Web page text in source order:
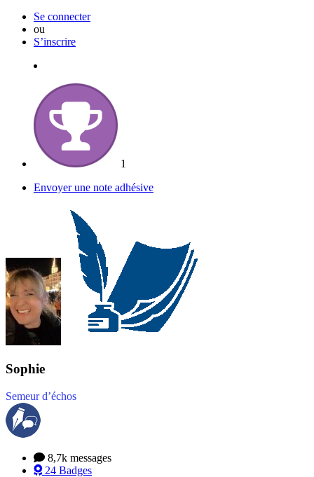
Se connecter
ou
S’inscrire
1
Envoyer une note adhésive
Sophie
Semeur d’échos
8,7k messages
24 Badges